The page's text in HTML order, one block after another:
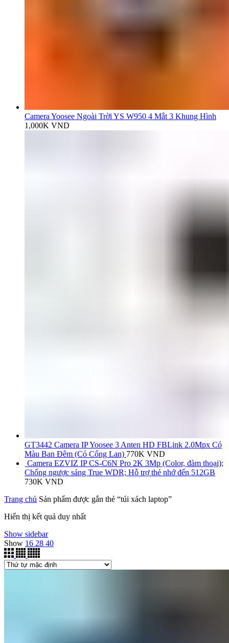
Camera Yoosee Ngoài Trời YS W950 4 Mắt 3 Khung Hình
1,000K VND
GT3442 Camera IP Yoosee 3 Anten HD FBLink 2.0Mpx Có
Màu Ban Đêm (Có Cổng Lan) 770K VND
Camera EZVIZ IP CS-C6N Pro 2K 3Mp (Color, đàm thoại);
Chống ngược sáng True WDR; Hỗ trợ thẻ nhớ đến 512GB
730K VND
Trang chủ Sản phẩm được gắn thẻ “túi xách laptop”
Hiển thị kết quả duy nhất
Show sidebar
Show 16 28 40